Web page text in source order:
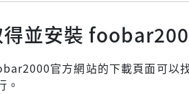
得並安裝
官方網站的下載頁面可以
。